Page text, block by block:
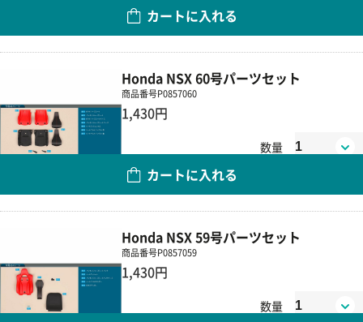
カートに入れる
Honda NSX 60号パーツセット
商品番号P0857060
1,430円
数量
カートに入れる
Honda NSX 59号パーツセット
商品番号P0857059
1,430円
数量